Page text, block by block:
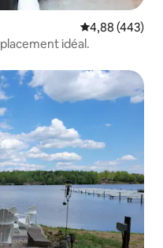
Évaluation
4,88 (443)
idéal.
appréciés